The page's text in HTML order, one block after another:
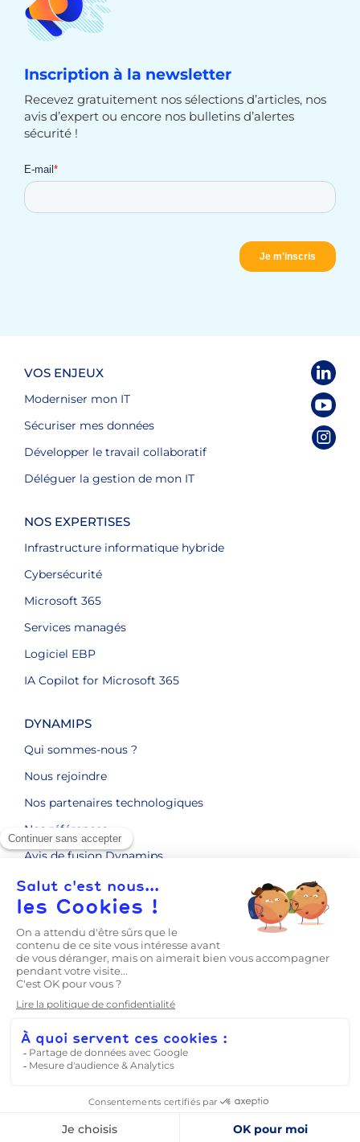
Inscription à la newsletter
Recevez gratuitement nos sélections d’articles, nos
avis d’expert ou encore nos bulletins d’alertes
sécurité !
VOS ENJEUX
Moderniser mon IT
Sécuriser mes données
Développer le travail collaboratif
Déléguer la gestion de mon IT
NOS EXPERTISES
Infrastructure informatique hybride
Cybersécurité
Microsoft 365
Services managés
Logiciel EBP
IA Copilot for Microsoft 365
DYNAMIPS
Qui sommes-nous ?
Nous rejoindre
Nos partenaires technologiques
Nos références
Avis de fusion Dynamips
ENGAGEMENTS RSE
CONTACT
LE BLOG
Prise en main
Mentions légales Politique de confidentialité
Conditions Générales de Prestations de Service
CGV Partenaires
Agrément Qualiopi